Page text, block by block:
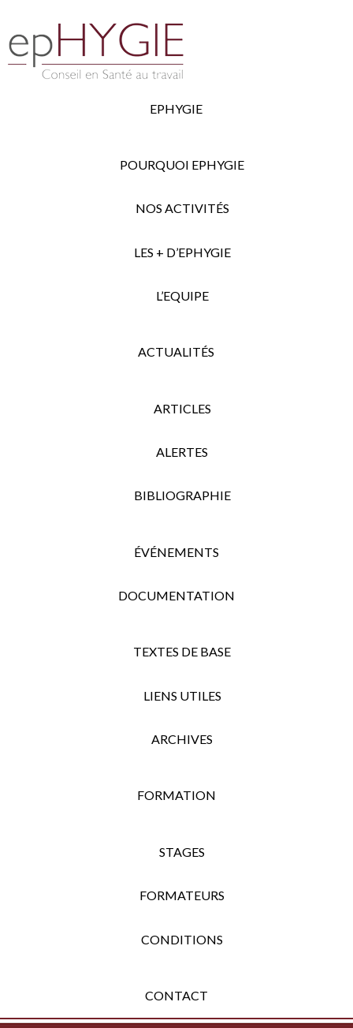
EPHYGIE
POURQUOI EPHYGIE
NOS ACTIVITÉS
LES + D’EPHYGIE
L’EQUIPE
ACTUALITÉS
ARTICLES
ALERTES
BIBLIOGRAPHIE
ÉVÉNEMENTS
DOCUMENTATION
TEXTES DE BASE
LIENS UTILES
ARCHIVES
FORMATION
STAGES
FORMATEURS
CONDITIONS
CONTACT